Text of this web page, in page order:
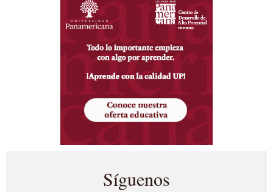
Síguenos